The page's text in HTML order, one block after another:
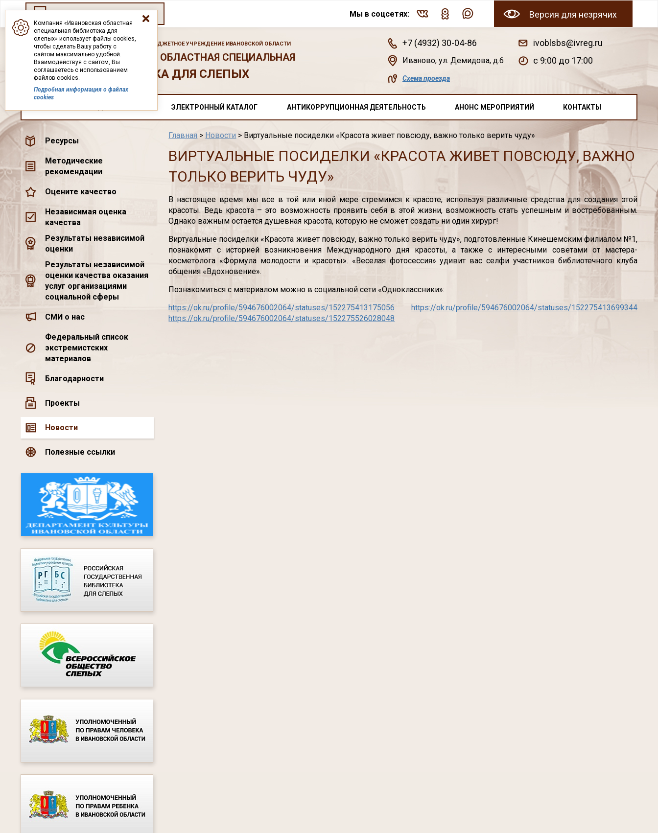
Компания «Ивановская областная
специальная библиотека для
слепых» использует файлы cookies,
чтобы сделать Вашу работу с
сайтом максимально удобной.
Взаимодействуя с сайтом, Вы
соглашаетесь с использованием
файлов cookies.
Подробная информация о файлах
cookies
Переход на старый сайт Мы в соцсетях: Версия для незрячих
ГОСУДАРСТВЕННОЕ БЮДЖЕТНОЕ УЧРЕЖДЕНИЕ ИВАНОВСКОЙ ОБЛАСТИ
ИВАНОВСКАЯ ОБЛАСТНАЯ СПЕЦИАЛЬНАЯ
БИБЛИОТЕКА ДЛЯ СЛЕПЫХ
+7 (4932) 30-04-86
Иваново, ул. Демидова, д.6
Схема проезда
ivoblsbs@ivreg.ru
c 9:00 до 17:00
ЭЛЕКТРОННЫЙ КАТАЛОГ АНТИКОРРУПЦИОННАЯ ДЕЯТЕЛЬНОСТЬ АНОНС МЕРОПРИЯТИЙ КОНТАКТЫ
Ресурсы
Методические
рекомендации
Оцените качество
Независимая оценка
качества
Результаты независимой
оценки
Результаты независимой
оценки качества оказания
услуг организациями
социальной сферы
СМИ о нас
Федеральный список
экстремистских
материалов
Благодарности
Проекты
Новости
Полезные ссылки
Главная > Новости > Виртуальные посиделки «Красота живет повсюду, важно только верить чуду»
ВИРТУАЛЬНЫЕ ПОСИДЕЛКИ «КРАСОТА ЖИВЕТ ПОВСЮДУ, ВАЖНО
ТОЛЬКО ВЕРИТЬ ЧУДУ»
В настоящее время мы все в той или иной мере стремимся к красоте, используя различные средства для создания этой
красоты. Ведь красота – это возможность проявить себя в этой жизни, возможность стать успешным и востребованным.
Однако важным остается душевная красота, которую не сможет создать ни один хирург!
Виртуальные посиделки «Красота живет повсюду, важно только верить чуду», подготовленные Кинешемским филиалом №1,
познакомят с историей возникновения Международного дня красоты, а также с интересными советами от мастера-
косметолога «Формула молодости и красоты». «Веселая фотосессия» удивит вас селфи участников библиотечного клуба
общения «Вдохновение».
Познакомиться с материалом можно в социальной сети «Одноклассники»:
https://ok.ru/profile/594676002064/statuses/152275413175056
https://ok.ru/profile/594676002064/statuses/152275413699344
https://ok.ru/profile/594676002064/statuses/152275526028048